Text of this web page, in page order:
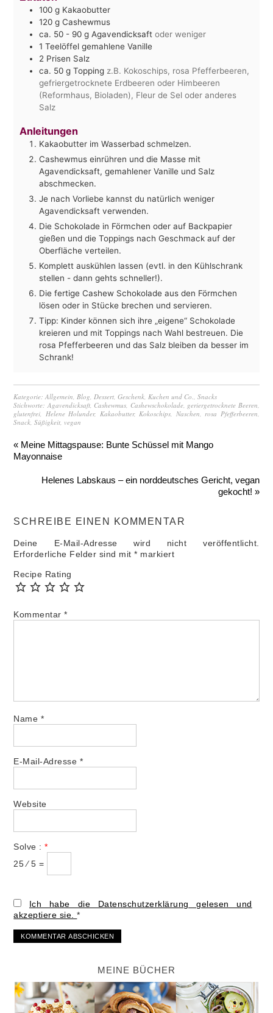
100 g Kakaobutter
120 g Cashewmus
ca. 50 - 90 g Agavendicksaft oder weniger
1 Teelöffel gemahlene Vanille
2 Prisen Salz
ca. 50 g Topping z.B. Kokoschips, rosa Pfefferbeeren,
gefriergetrocknete Erdbeeren oder Himbeeren
(Reformhaus, Bioladen), Fleur de Sel oder anderes
Salz
Anleitungen
Kakaobutter im Wasserbad schmelzen.
Cashewmus einrühren und die Masse mit
Agavendicksaft, gemahlener Vanille und Salz
abschmecken.
Je nach Vorliebe kannst du natürlich weniger
Agavendicksaft verwenden.
Die Schokolade in Förmchen oder auf Backpapier
gießen und die Toppings nach Geschmack auf der
Oberfläche verteilen.
Komplett auskühlen lassen (evtl. in den Kühlschrank
stellen - dann gehts schneller!).
Die fertige Cashew Schokolade aus den Förmchen
lösen oder in Stücke brechen und servieren.
Tipp: Kinder können sich ihre „eigene“ Schokolade
kreieren und mit Toppings nach Wahl bestreuen. Die
rosa Pfefferbeeren und das Salz bleiben da besser im
Schrank!
Kategorie:Allgemein,Blog,Dessert,Geschenk,Kuchen und Co.,Snacks
Stichworte: Agavendicksaft, Cashewmus, Cashewschokolade, geriergetrocknete Beeren,
glutenfrei, Helene Holunder, Kakaobutter,Kokoschips, Naschen,rosa Pfefferbeeren,
Snack,Süßigkeit, vegan
« Meine Mittagspause: Bunte Schüssel mit Mango
Mayonnaise
Helenes Labskaus – ein norddeutsches Gericht, vegan
gekocht! »
SCHREIBE EINEN KOMMENTAR
Deine E-Mail-Adresse wird nicht veröffentlicht.
Erforderliche Felder sind mit* markiert
Recipe Rating
Kommentar*
Name *
E-Mail-Adresse *
Website
Solve :*
25 ⁄ 5 =
Ich habe die Datenschutzerklärung gelesen und
akzeptiere sie.*
MEINE BÜCHER